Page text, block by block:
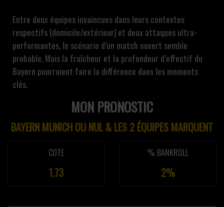
Entre deux équipes invaincues dans leurs contextes
respectifs (domicile/extérieur) et deux attaques ultra-
performantes, le scénario d’un match ouvert semble
probable. Mais la fraîcheur et la profondeur d’effectif du
Bayern pourraient faire la différence dans les moments
clés.
MON PRONOSTIC
BAYERN MUNICH OU NUL & LES 2 ÉQUIPES MARQUENT
COTE
1.73
% BANKROLL
2%